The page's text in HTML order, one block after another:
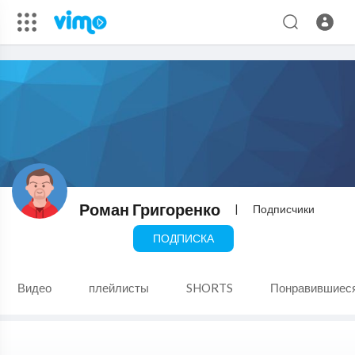
Роман Григоренко | Подписчики
ПОДПИСКА
Видео плейлисты SHORTS